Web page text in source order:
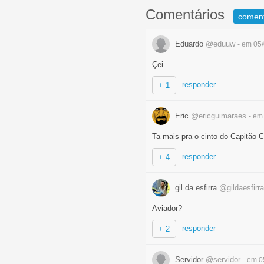
Comentários
Eduardo @eduuw - em
Çei...
+ 1 responder
Eric @ericguimaraes -
Ta mais pra o cinto do Capitão
+ 4 responder
gil da esfirra @gildaesfirra
Aviador?
+ 2 responder
Servidor @servidor - em